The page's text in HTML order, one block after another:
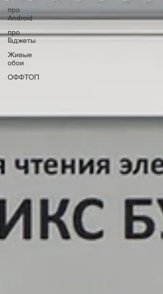
про
Android
про
Гаджеты
Живые
обои
ОФФТОП